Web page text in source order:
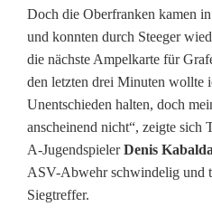
Doch die Oberfranken kamen
und konnten durch Steeger
die nächste Ampelkarte für
den letzten drei Minuten wollte
Unentschieden halten, doch
anscheinend nicht“, zeigte sich
A-JugendspielerDenis
ASV-Abwehr schwindelig und
Siegtreffer.